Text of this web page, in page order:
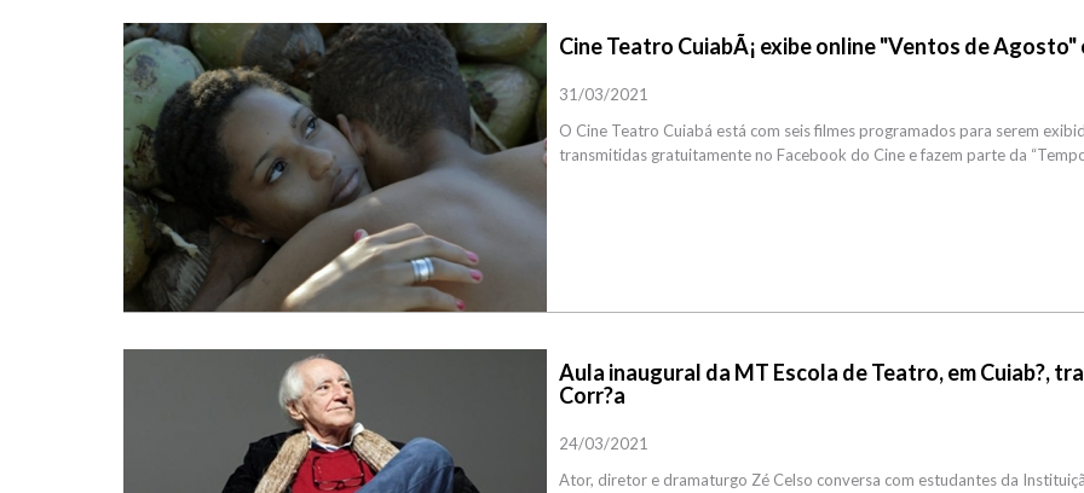
Cine Teatro CuiabÃ¡ exibe online "Ventos de
31/03/2021
O Cine Teatro Cuiabá está com seis filmes programados para serem
transmitidas gratuitamente no Facebook do Cine e fazem parte da
Aula inaugural da MT Escola de Teatro, em Cuiab?,
Corr?a
24/03/2021
Ator, diretor e dramaturgo Zé Celso conversa com estudantes da